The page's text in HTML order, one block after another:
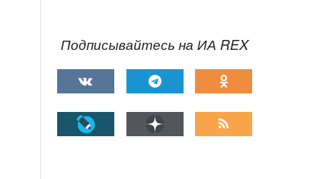
Подписывайтесь на ИА REX